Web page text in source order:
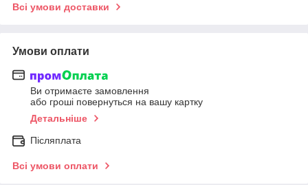
Всі умови доставки
Умови оплати
Ви отримаєте замовлення
або гроші повернуться на вашу картку
Детальніше
Післяплата
Всі умови оплати